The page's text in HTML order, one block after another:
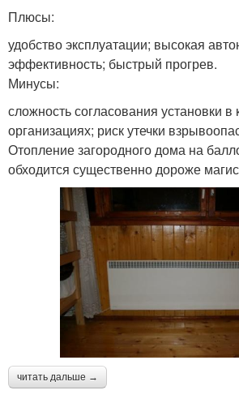
Плюсы:
удобство эксплуатации; высокая
эффективность; быстрый прогрев.
Минусы:
сложность согласования установки
организациях; риск утечки
Отопление загородного дома на
обходится существенно дороже
читать дальше →